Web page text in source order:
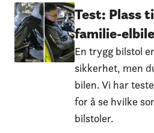
Test: Plass
familie-
En trygg bilstol
sikkerhet, men
bilen. Vi har
for å se hvilke
bilstoler.